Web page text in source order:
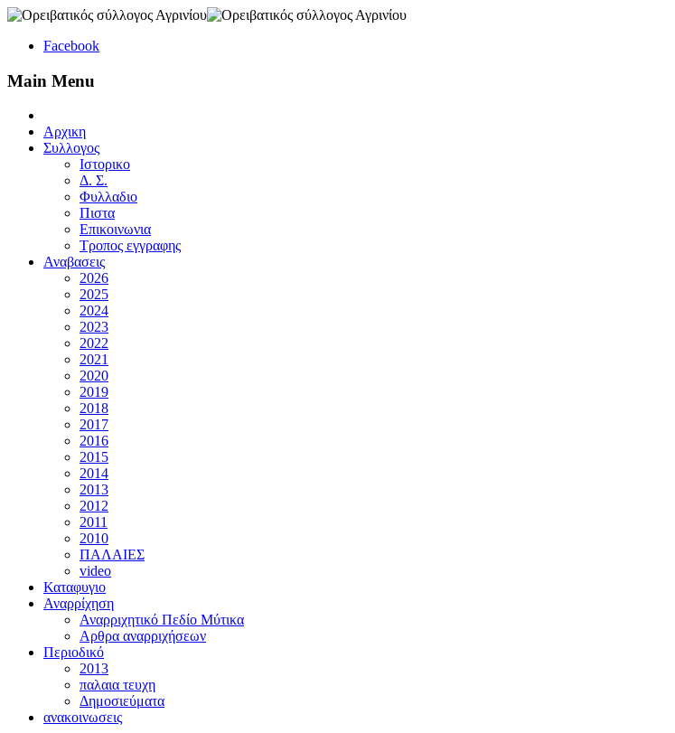
Facebook
Main Menu
Αρχικη
Συλλογος
Ιστορικο
Δ. Σ.
Φυλλαδιο
Πιστα
Επικοινωνια
Τροπος εγγραφης
Αναβασεις
2026
2025
2024
2023
2022
2021
2020
2019
2018
2017
2016
2015
2014
2013
2012
2011
2010
ΠΑΛΑΙΕΣ
video
Καταφυγιο
Αναρρίχηση
Αναρριχητικό Πεδίο Μύτικα
Αρθρα αναρριχήσεων
Περιοδικό
2013
παλαια τευχη
Δημοσιεύματα
ανακοινωσεις